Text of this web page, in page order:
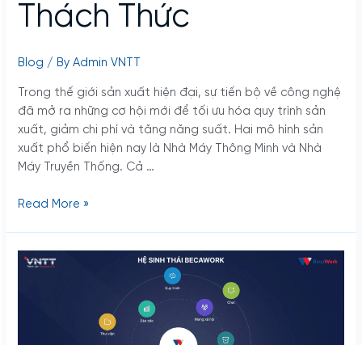
Thách Thức
Blog / ByAdmin VNTT
Trong thế giới sản xuất hiện đại, sự tiến bộ về công nghệ
đã mở ra những cơ hội mới để tối ưu hóa quy trình sản
xuất, giảm chi phí và tăng năng suất. Hai mô hình sản
xuất phổ biến hiện nay là Nhà Máy Thông Minh và Nhà
Máy Truyền Thống. Cả …
Read More »
Văn